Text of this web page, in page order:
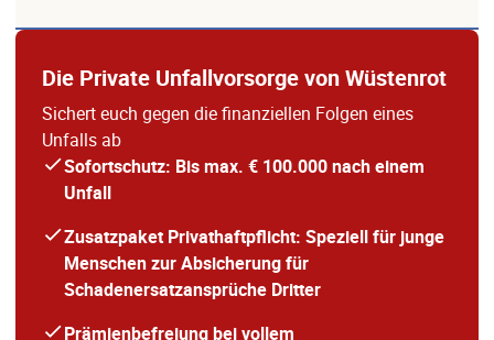
Die Private Unfallvorsorge von Wüstenrot
Sichert euch gegen die finanziellen Folgen eines
Unfalls ab
Sofortschutz: Bis max. € 100.000 nach einem
Unfall
Zusatzpaket Privathaftpflicht: Speziell für junge
Menschen zur Absicherung für
Schadenersatzansprüche Dritter
Prämienbefreiung bei vollem